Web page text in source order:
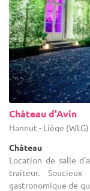
Château d'Avin
Hannut - Liège (WLG)
Château
Location de salle
traiteur.
gastronomique de